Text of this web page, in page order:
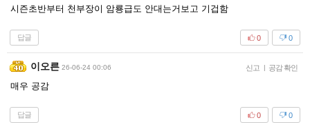
시즌초반부터 천부장이 암룡급도 안대는거보고 기겁함
답글 0
0
이오른 26-06-24 00:06 신고 | 공감 확인
매우 공감
답글 0
0